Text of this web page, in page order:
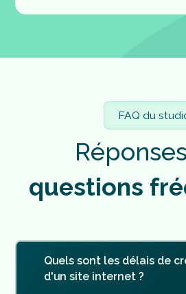
FAQ du
Réponses
questions fré
Quels sont les délais de
d'un site internet ?